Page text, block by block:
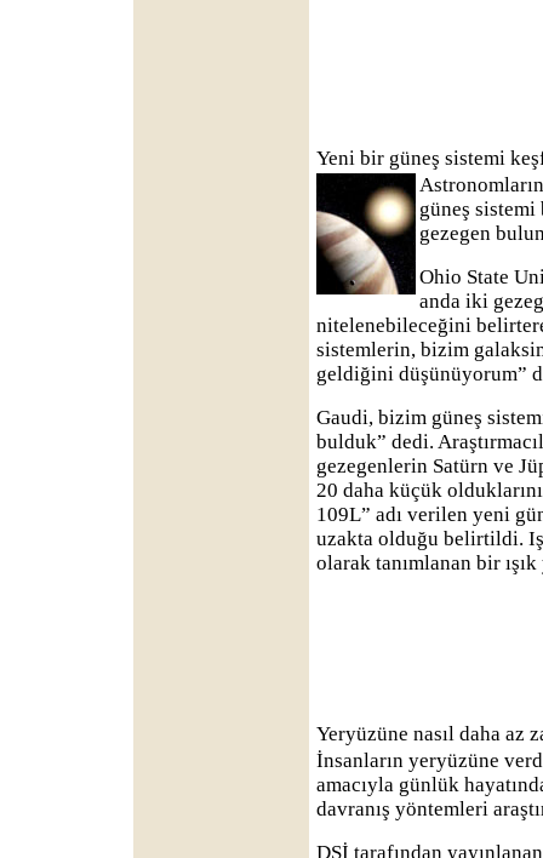
Yeni bir güneş sistemi
güneş
gezegen
Ohio State
anda iki
nitelenebileceğini
sistemlerin, bizim
geldiğini düşünüyorum”
Gaudi, bizim güneş
bulduk” dedi.
gezegenlerin Satürn ve
20 daha küçük
109L” adı verilen yeni
uzakta olduğu belirtildi.
olarak tanımlanan bir
Yeryüzüne nasıl daha az
İnsanların yeryüzüne
amacıyla günlük
davranış yöntemleri
DSİ tarafından